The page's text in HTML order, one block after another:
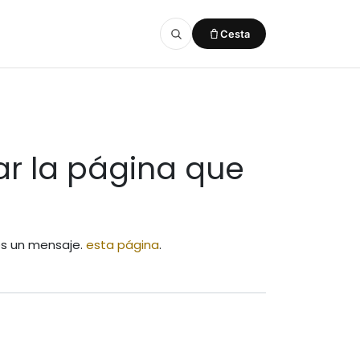
Cesta
la página que
un mensaje. esta página.